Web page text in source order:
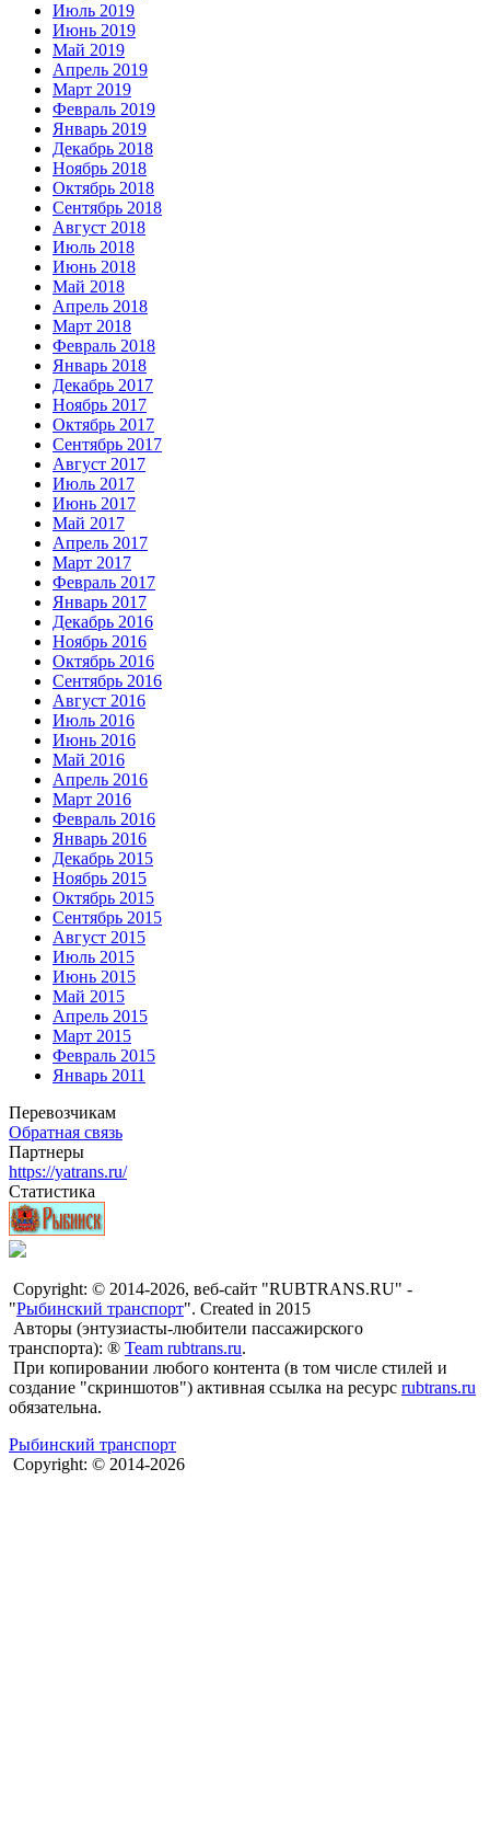
Июль 2019
Июнь 2019
Май 2019
Апрель 2019
Март 2019
Февраль 2019
Январь 2019
Декабрь 2018
Ноябрь 2018
Октябрь 2018
Сентябрь 2018
Август 2018
Июль 2018
Июнь 2018
Май 2018
Апрель 2018
Март 2018
Февраль 2018
Январь 2018
Декабрь 2017
Ноябрь 2017
Октябрь 2017
Сентябрь 2017
Август 2017
Июль 2017
Июнь 2017
Май 2017
Апрель 2017
Март 2017
Февраль 2017
Январь 2017
Декабрь 2016
Ноябрь 2016
Октябрь 2016
Сентябрь 2016
Август 2016
Июль 2016
Июнь 2016
Май 2016
Апрель 2016
Март 2016
Февраль 2016
Январь 2016
Декабрь 2015
Ноябрь 2015
Октябрь 2015
Сентябрь 2015
Август 2015
Июль 2015
Июнь 2015
Май 2015
Апрель 2015
Март 2015
Февраль 2015
Январь 2011
Перевозчикам
Обратная связь
Партнеры
https://yatrans.ru/
Статистика
Copyright: © 2014-2026, веб-сайт "RUBTRANS.RU" -
"Рыбинский транспорт". Created in 2015
Авторы (энтузиасты-любители пассажирского
транспорта): ® Team rubtrans.ru.
При копировании любого контента (в том числе стилей и
создание "скриншотов") активная ссылка на ресурс rubtrans.ru
обязательна.
Рыбинский транспорт
Copyright: © 2014-2026